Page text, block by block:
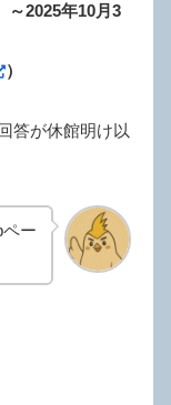
2025年10月3
）
答が休館明け以
ー